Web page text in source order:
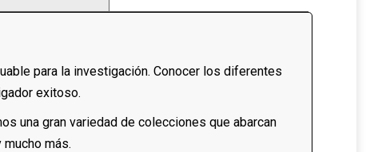
para la investigación. Conocer los diferentes
exitoso.
una gran variedad de colecciones que abarcan
más.